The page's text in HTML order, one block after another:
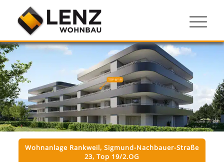
Wohnanlage Rankweil, Sigmund-Nachbauer-Straße
23, Top 19/2.OG